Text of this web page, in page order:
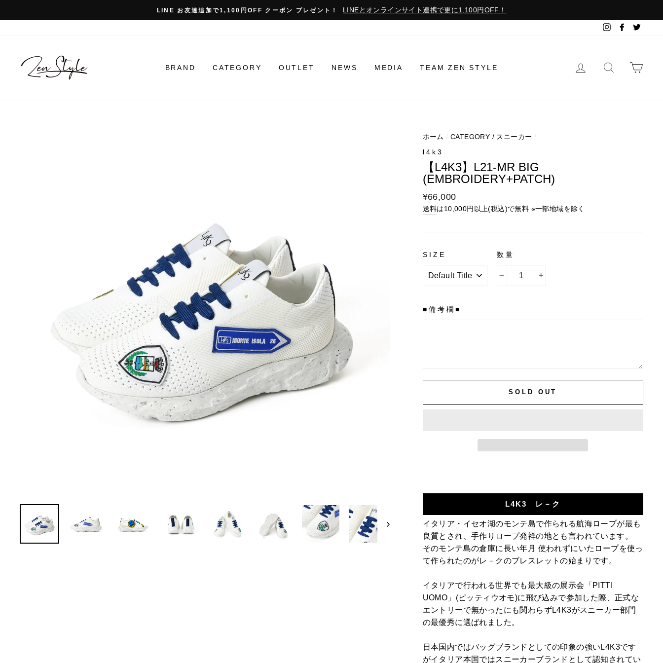
ン
LINE お友達追加で1,100円OFF クーポン プレゼント！ LINEとオンラインサイト連携で更に1,100円OFF！
InstagramFacebook
BRAND CATEGORY OUTLET NEWS MEDIA TEAM ZEN STYLE ログイン 検索で探す
ホーム / CATEGORY / スニーカー /
l4k3
【L4K3】L21-MR BIG
(EMBROIDERY+PATCH)
通
常
金
¥66,000
送料は10,000円以上(税込)で無料 ※一部地域を除く
SIZE 数量
■備考欄■
SOLD OUT
L4K3 レ－ク
イタリア・イセオ湖のモンテ島で作られる航海ロープが最も
良質とされ、手作りロープ発祥の地とも言われています。
そのモンテ島の倉庫に長い年月 使われずにいたロープを使っ
て作られたのがレ－クのブレスレットの始まりです。
イタリアで行われる世界でも最大級の展示会「PITTI
UOMO」(ピッティウオモ)に飛び込みで参加した際、正式な
エントリーで無かったにも関わらずL4K3がスニーカー部門
の最優秀に選ばれました。
日本国内ではバッグブランドとしての印象の強いL4K3です
がイタリア本国ではスニーカーブランドとして認知されてい